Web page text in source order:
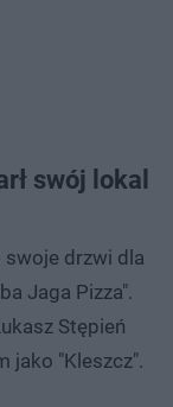
swój lokal
swoje drzwi dla
Jaga Pizza".
Stępień
jako "Kleszcz".